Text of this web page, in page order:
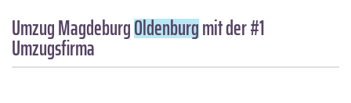
Umzug MagdeburgOldenburgmit der #1
Umzugsfirma